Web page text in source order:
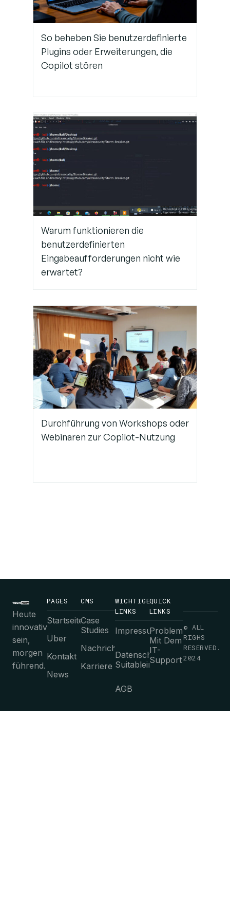
Integrieren
Sie Copilot in
den Sprint-
Kontinuierliche
Verbesserung
des
Prozesses
So beheben Sie benutzerdefinierte
Plugins oder Erweiterungen, die
Copilot stören
Warum funktionieren die
benutzerdefinierten
Eingabeaufforderungen nicht wie
erwartet?
Durchführung von Workshops oder
Webinaren zur Copilot-Nutzung
Heute
innovativ
sein,
morgen
führend.
PAGES
Startseite
Über
Kontakt
News
CMS
Case
Studies
Nachrichten
Karriere
WICHTIGE
LINKS
Impressum
Datenschutz-
Suitableimmungen
AGB
QUICK
LINKS
Probleme
Mit Dem
IT-
Support
© ALL
RIGHS
RESERVED.
2024